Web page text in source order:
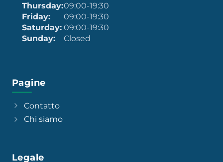
Thursday:09:00-19:30
Friday:
09:00-19:30
Saturday: 09:00-19:30
Sunday:
Closed
Pagine
Contatto
Chi siamo
Legale